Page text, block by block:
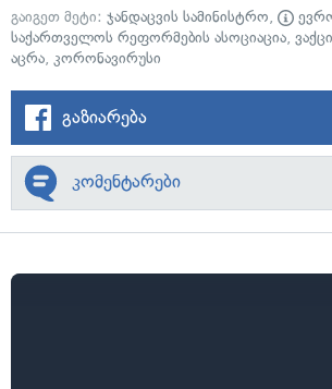
გაიგეთ მეტი: ჯანდაცვის სამინისტრო,
საქართველოს რეფორმების ასოციაცია,
აცრა, კორონავირუსი
გაზიარება
კომენტარები